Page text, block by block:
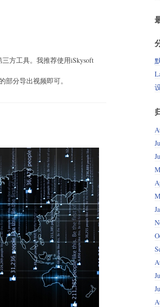
方工具。我推荐使用iSkysoft
分导出视频即可。